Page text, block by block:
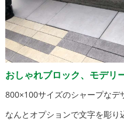
おしゃれブロック、モデリ
800×100サイズのシャープなデ
なんとオプションで文字を彫り